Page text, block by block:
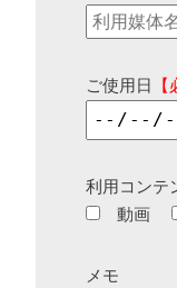
ご使用日 【
利用コンテ
動画
メモ